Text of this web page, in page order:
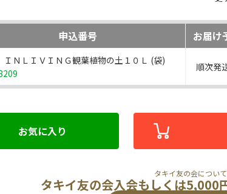
申込番号 お届け
ＮＬＩＶＩＮＧ観葉植物の土１０Ｌ (袋)
順次発
お気に入り
タキイ友の会につい
タキイ友の会入会もしくは5,000